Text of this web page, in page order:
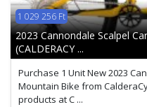
1 029 256 Ft
2023 Cannondale Scalpel
(CALDERACY ...
Purchase 1 Unit New 2023
Mountain Bike from
products at C ...